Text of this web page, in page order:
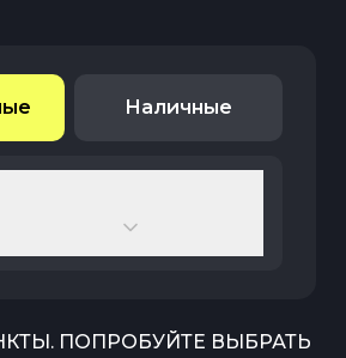
Наличные
ПОПРОБУЙТЕ ВЫБРАТЬ